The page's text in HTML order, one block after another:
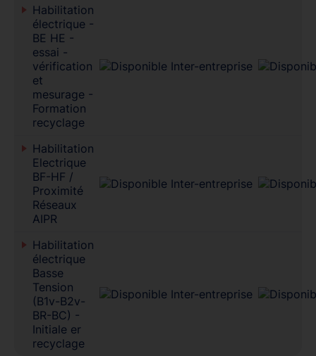
Habilitation
électrique -
BE HE -
essai -
vérification
et
mesurage -
Formation
recyclage
Habilitation
Electrique
BF-HF /
Proximité
Réseaux
AIPR
Habilitation
électrique
Basse
Tension
(B1v-B2v-
BR-BC) -
Initiale er
recyclage